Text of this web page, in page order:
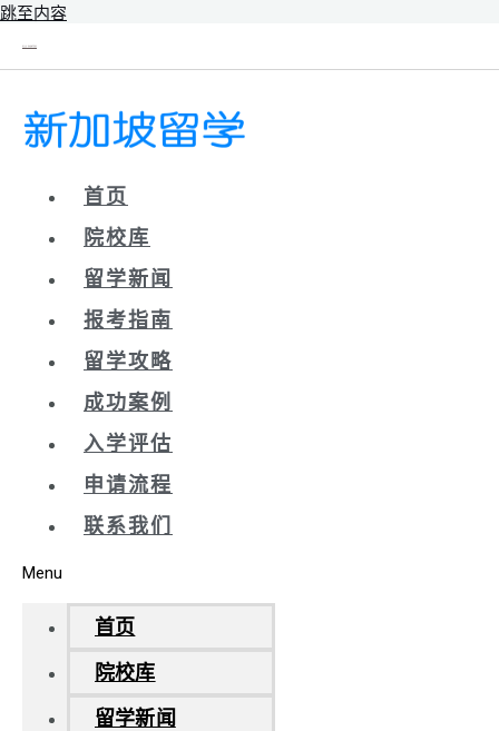
跳至内容
首页
院校库
留学新闻
报考指南
留学攻略
成功案例
入学评估
申请流程
联系我们
Menu
首页
院校库
留学新闻